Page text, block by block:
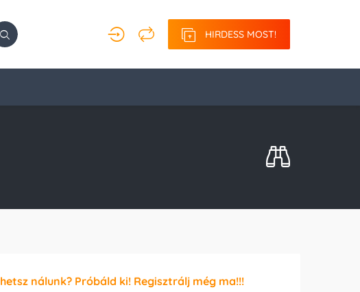
HIRDESS MOST!
nálunk? Próbáld ki! Regisztrálj még ma!!!